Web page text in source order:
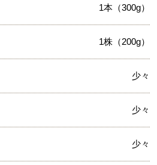
1本（300g）
1株（200g）
少々
少々
少々